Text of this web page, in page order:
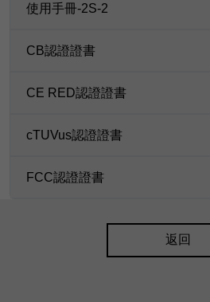
使用手冊-2S-2
CB認證證書
CE RED認證證書
cTUVus認證證書
FCC認證證書
返回